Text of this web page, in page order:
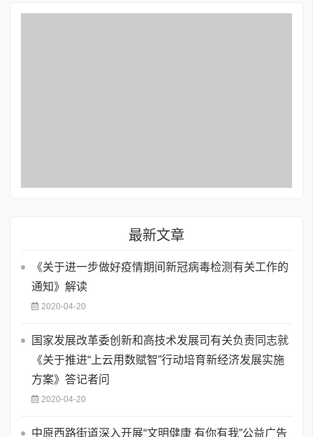
最新文章
《关于进一步做好疫情期间新冠病毒检测有关工作的
通知》解读
2020-04-20
国家发展改革委创新和高技术发展司有关负责同志就
《关于推进“上云用数赋智”行动培育新经济发展实施
方案》答记者问
2020-04-20
中原西路街道深入开展“文明健康 有你有我”公益广告